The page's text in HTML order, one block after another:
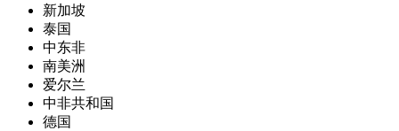
新加坡
泰国
中东非
南美洲
爱尔兰
中非共和国
德国